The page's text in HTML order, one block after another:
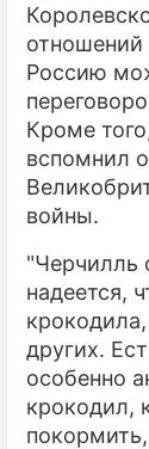
отношений
Россию
Кроме
вспомнил
войны.
"Черчилль
надеется,
других.
особенно
крокодил,